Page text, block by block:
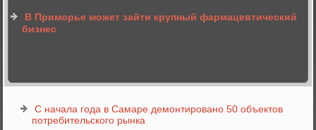
В Приморье может зайти крупный фармацевтический
бизнес
С начала года в Самаре демонтировано 50 объектов
потребительского рынка